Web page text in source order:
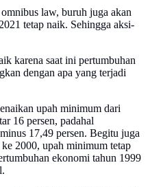
law, buruh juga akan
tetap naik. Sehingga aksi-
karena saat ini pertumbuhan
dengan apa yang terjadi
upah minimum dari
16 persen, padahal
17,49 persen. Begitu juga
2000, upah minimum tetap
ekonomi tahun 1999